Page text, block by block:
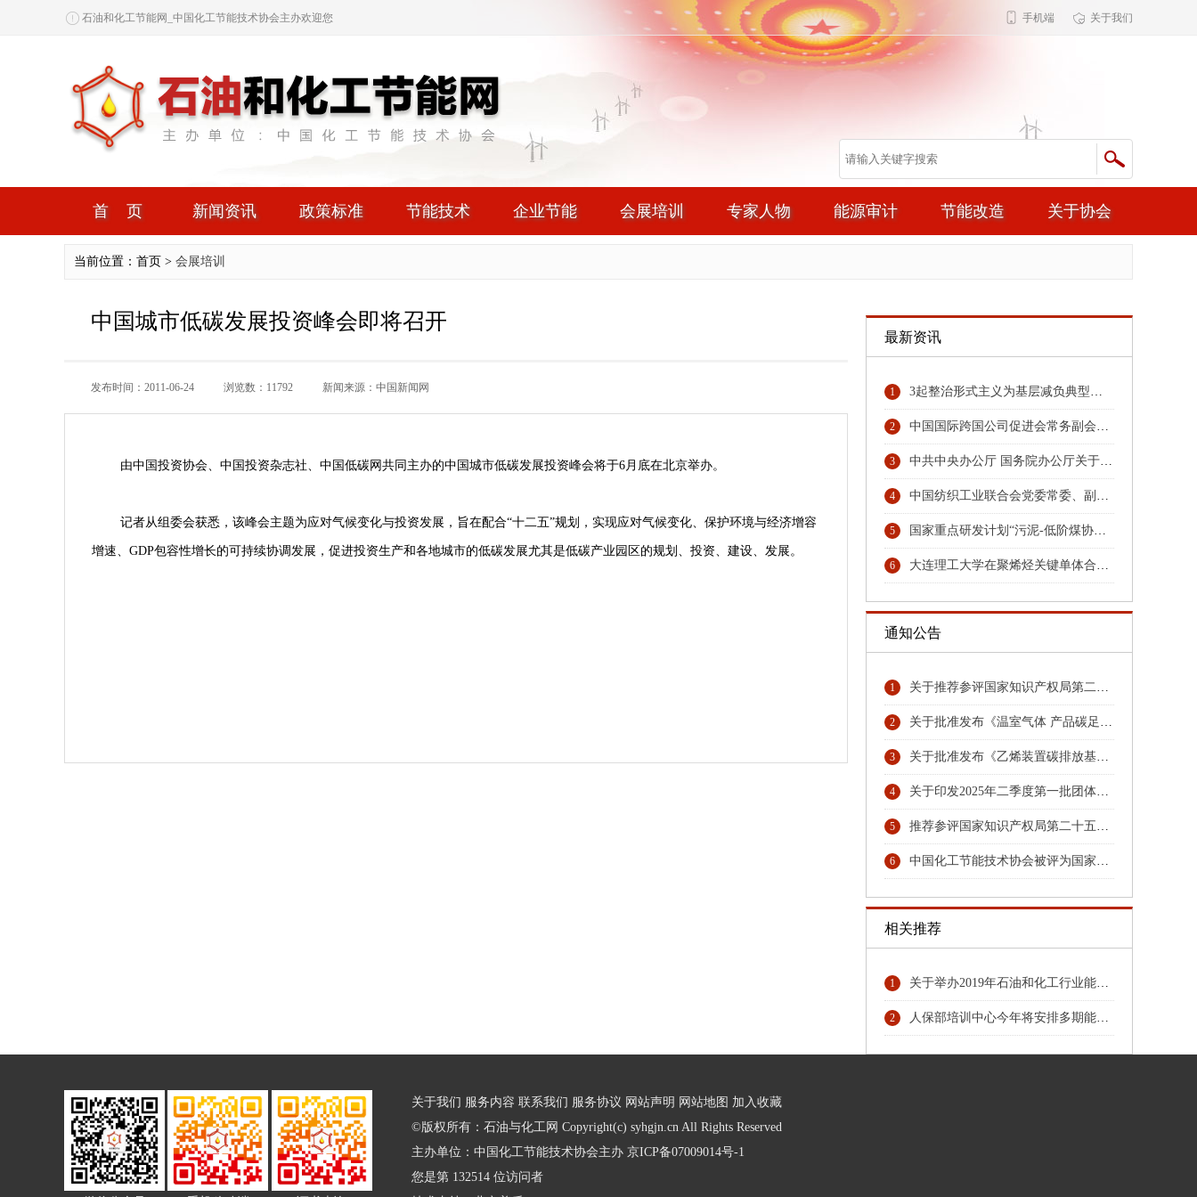
石油和化工节能网_中国化工节能技术协会主办欢迎您 手机端 关于我们
首页 新闻资讯 政策标准 节能技术 企业节能 会展培训 专家人物 能源审计 节能改造 关于协会
当前位置：首页 > 会展培训
中国城市低碳发展投资峰会即将召开
发布时间：2011-06-24 浏览数：11792 新闻来源：中国新闻网
由中国投资协会、中国投资杂志社、中国低碳网共同主办的中国城市低碳发展投资峰会将于6月底在北京举办。
记者从组委会获悉，该峰会主题为应对气候变化与投资发展，旨在配合“十二五”规划，实现应对气候变化、保护环境与经济增容
增速、GDP包容性增长的可持续协调发展，促进投资生产和各地城市的低碳发展尤其是低碳产业园区的规划、投资、建设、发展。
最新资讯
1 3起整治形式主义为基层减负典型问题，公开通报！
2 中国国际跨国公司促进会常务副会长张笑宇接受纪律审查和监察调查
3 中共中央办公厅 国务院办公厅关于更高水平更高质量做好节能降碳工作的意见
4 中国纺织工业联合会党委常委、副会长端小平接受纪律审查和监察调查
5 国家重点研发计划“污泥-低阶煤协同热解与秸秆水解耦合技术及装备”项目召开汇报与交流会
6 大连理工大学在聚烯烃关键单体合成领域取得重大技术突破
通知公告
1 关于推荐参评国家知识产权局第二十六届中国专利奖专利名单首批公示名单
2 关于批准发布《温室气体 产品碳足迹量化方法与要求 硝酸》团体标准的公告
3 关于批准发布《乙烯装置碳排放基准》《环氧乙烷乙二醇装置碳排放基准》团体标准的公告
4 关于印发2025年二季度第一批团体标准项目计划的通知
5 推荐参评国家知识产权局第二十五届中国专利奖专利名单的公示
6 中国化工节能技术协会被评为国家4A级社会组织
相关推荐
1 关于举办2019年石油和化工行业能源管理岗位提升培训班通知
2 人保部培训中心今年将安排多期能源管理师培训
关于我们 服务内容 联系我们 服务协议 网站声明 网站地图 加入收藏
©版权所有：石油与化工网 Copyright(c) syhgjn.cn All Rights Reserved
主办单位：中国化工节能技术协会主办 京ICP备07009014号-1
您是第 132514 位访问者